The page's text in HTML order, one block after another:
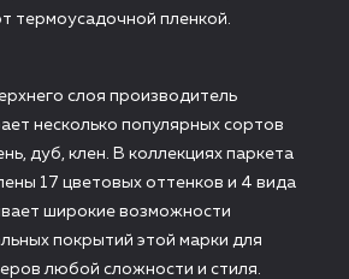
термоусадочной пленкой.
слоя производитель
несколько популярных сортов
дуб, клен. В коллекциях паркета
17 цветовых оттенков и 4 вида
широкие возможности
покрытий этой марки для
любой сложности и стиля.